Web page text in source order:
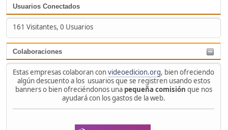
Usuarios Conectados
161 Visitantes, 0 Usuarios
Colaboraciones
Estas empresas colaboran convideoedicion.org, bien ofreciendo
algún descuento a los usuarios que se registren usando estos
banners o bien ofreciéndonos una pequeña comisión que nos
ayudará con los gastos de la web.